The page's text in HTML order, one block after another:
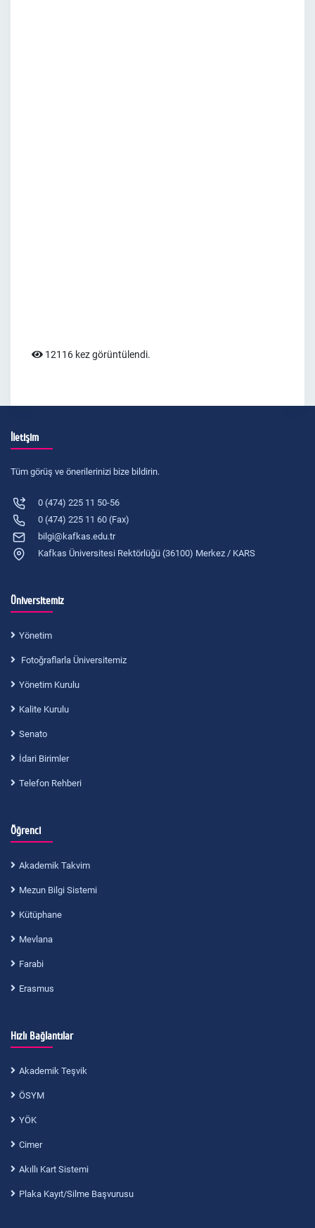
12116 kez görüntülendi.
İletişim
Tüm görüş ve önerilerinizi bize bildirin.
0 (474) 225 11 50-56
0 (474) 225 11 60 (Fax)
bilgi@kafkas.edu.tr
Kafkas Üniversitesi Rektörlüğü (36100) Merkez / KARS
Üniversitemiz
Yönetim
Fotoğraflarla Üniversitemiz
Yönetim Kurulu
Kalite Kurulu
Senato
İdari Birimler
Telefon Rehberi
Öğrenci
Akademik Takvim
Mezun Bilgi Sistemi
Kütüphane
Mevlana
Farabi
Erasmus
Hızlı Bağlantılar
Akademik Teşvik
ÖSYM
YÖK
Cimer
Akıllı Kart Sistemi
Plaka Kayıt/Silme Başvurusu